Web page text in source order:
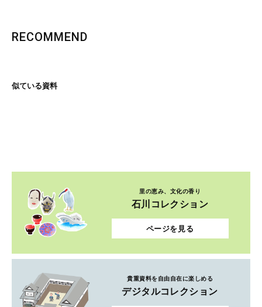
RECOMMEND
似ている資料
里の恵み、文化の香り
石川コレクション
ページを見る
貴重資料を自由自在に楽しめる
デジタルコレクション